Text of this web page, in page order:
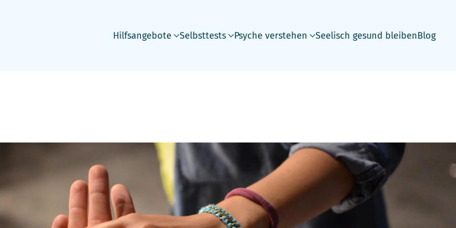
Hilfsangebote Selbsttests Psyche verstehen Seelisch gesund bleibenBlog